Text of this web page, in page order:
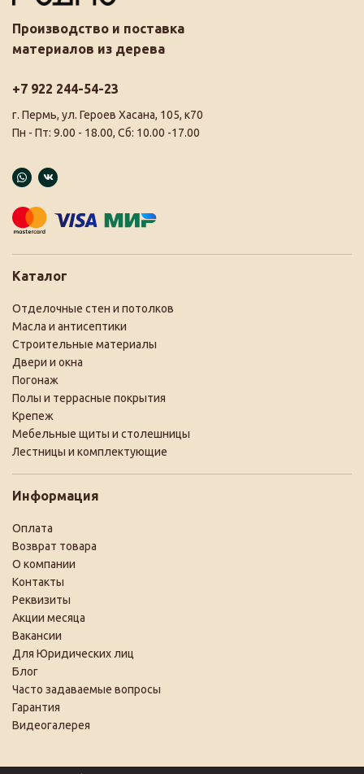
Производство и поставка
материалов из дерева
+7 922 244-54-23
г. Пермь, ул. Героев Хасана, 105, к70
Пн - Пт: 9.00 - 18.00, Сб: 10.00 -17.00
Каталог
Отделочные стен и потолков
Масла и антисептики
Строительные материалы
Двери и окна
Погонаж
Полы и террасные покрытия
Крепеж
Мебельные щиты и столешницы
Лестницы и комплектующие
Информация
Оплата
Возврат товара
О компании
Контакты
Реквизиты
Акции месяца
Вакансии
Для Юридических лиц
Блог
Часто задаваемые вопросы
Гарантия
Видеогалерея